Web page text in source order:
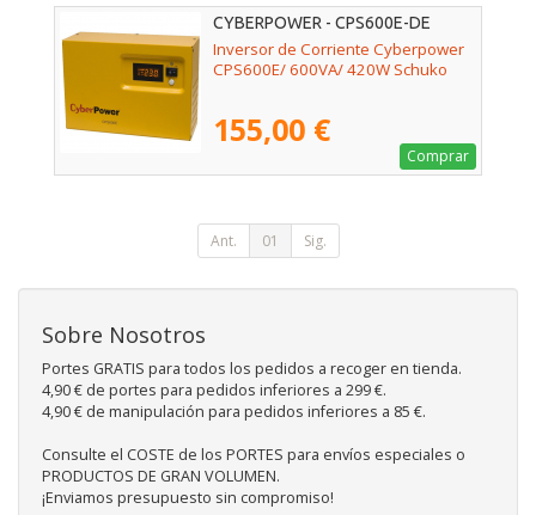
CYBERPOWER - CPS600E-DE
Inversor de Corriente Cyberpower
CPS600E/ 600VA/ 420W Schuko
155,00 €
Comprar
Ant. 01 Sig.
Sobre Nosotros
Portes GRATIS para todos los pedidos a recoger en tienda.
4,90 € de portes para pedidos inferiores a 299 €.
4,90 € de manipulación para pedidos inferiores a 85 €.
Consulte el COSTE de los PORTES para envíos especiales o
PRODUCTOS DE GRAN VOLUMEN.
¡Enviamos presupuesto sin compromiso!